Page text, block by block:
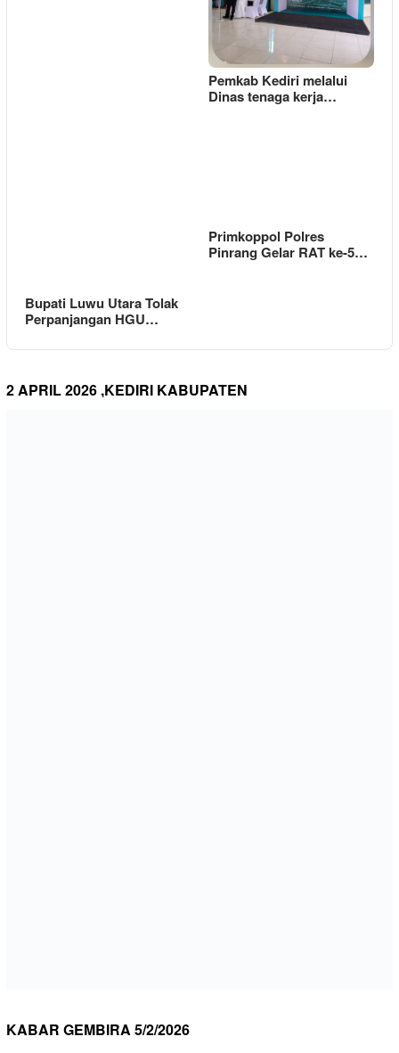
Pemkab Kediri melalui
Dinas tenaga kerja…
Bupati Luwu Utara Tolak
Perpanjangan HGU…
Primkoppol Polres
Pinrang Gelar RAT ke-5…
2 APRIL 2026 ,KEDIRI KABUPATEN
KABAR GEMBIRA 5/2/2026